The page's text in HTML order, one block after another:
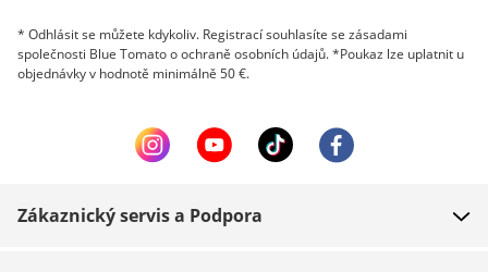
* Odhlásit se můžete kdykoliv. Registrací souhlasíte se zásadami
společnosti Blue Tomato o ochraně osobních údajů. *Poukaz lze uplatnit u
objednávky v hodnotě minimálně 50 €.
Zákaznický servis a Podpora